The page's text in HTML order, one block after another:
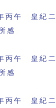
丙午 皇紀
感
丙午 皇紀
感
丙午 皇紀